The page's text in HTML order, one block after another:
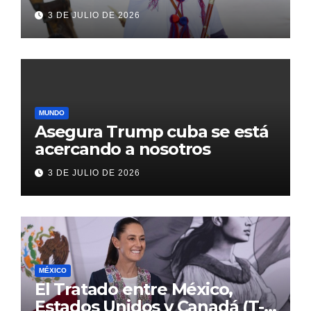
transformación de Aldama
con inversión histórica
3 DE JULIO DE 2026
MUNDO
Asegura Trump cuba se está
acercando a nosotros
3 DE JULIO DE 2026
MÉXICO
El Tratado entre México,
Estados Unidos y Canadá (T-